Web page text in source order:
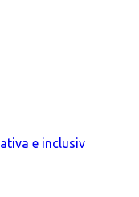
e inclusiv